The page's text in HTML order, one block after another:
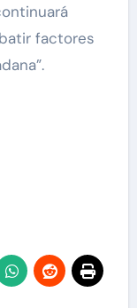
factores